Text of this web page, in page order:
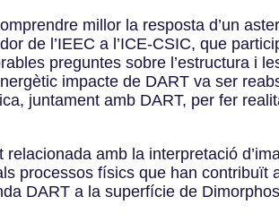
millor la resposta d’un
de l’IEEC a l’ICE-CSIC, que
preguntes sobre l’estructura i
impacte de DART va ser
juntament amb DART, per fer
amb la interpretació
processos físics que han
DART a la superfície de